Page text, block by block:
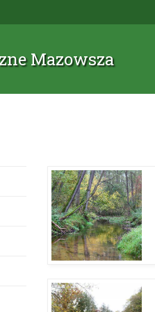
Mazowsza